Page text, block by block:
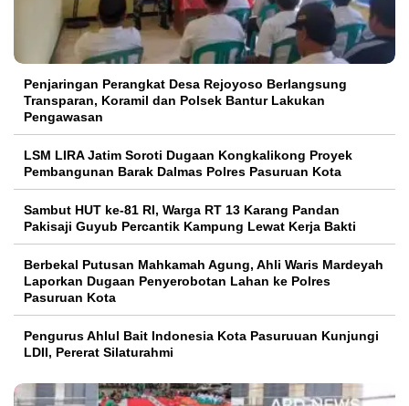
Penjaringan Perangkat Desa Rejoyoso Berlangsung
Transparan, Koramil dan Polsek Bantur Lakukan
Pengawasan
LSM LIRA Jatim Soroti Dugaan Kongkalikong Proyek
Pembangunan Barak Dalmas Polres Pasuruan Kota
Sambut HUT ke-81 RI, Warga RT 13 Karang Pandan
Pakisaji Guyub Percantik Kampung Lewat Kerja Bakti
Berbekal Putusan Mahkamah Agung, Ahli Waris Mardeyah
Laporkan Dugaan Penyerobotan Lahan ke Polres
Pasuruan Kota
Pengurus Ahlul Bait Indonesia Kota Pasuruuan Kunjungi
LDII, Pererat Silaturahmi